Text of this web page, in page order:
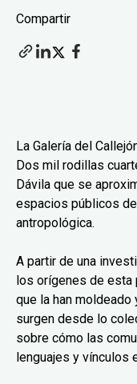
Compartir
La Galería del
Dos mil rodillas
Dávila que se
espacios públicos
antropológica.
A partir de una
los orígenes de esta
que la han
surgen desde lo
sobre cómo las
lenguajes y vínculos